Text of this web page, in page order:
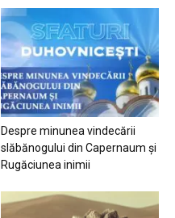
Despre minunea vindecării
slăbănogului din Capernaum și
Rugăciunea inimii